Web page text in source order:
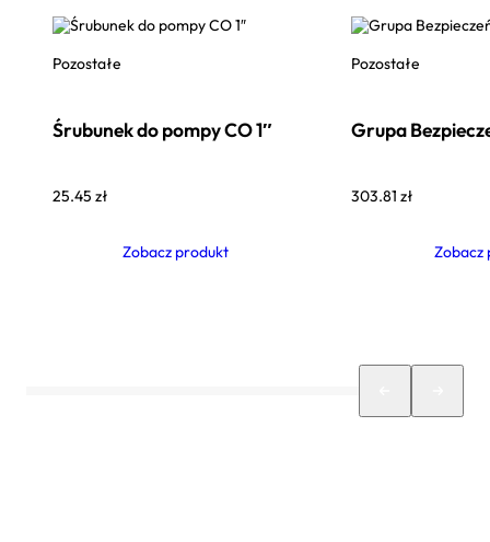
Pozostałe
Śrubunek do pompy CO 1″
25.45 zł
Zobacz produkt
Pozostałe
Grupa
303.81 zł
Zobacz